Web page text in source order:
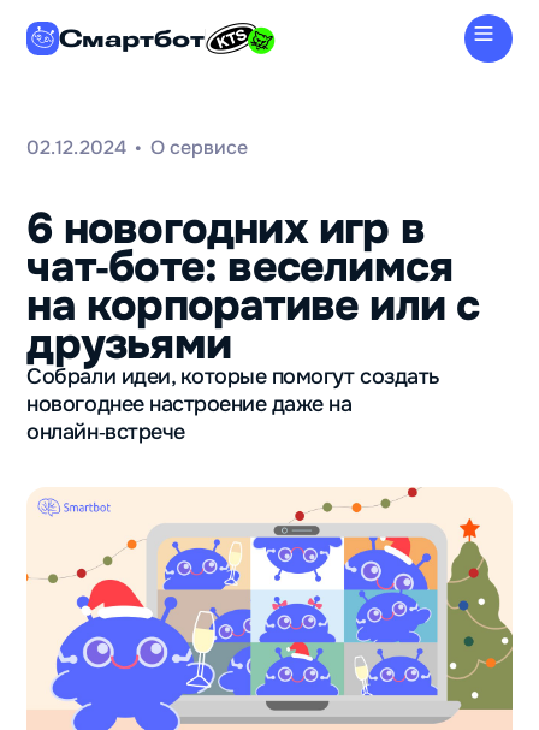
Смартбот
02.12.2024 • О сервисе
6 новогодних игр в
чат‑боте: веселимся
на корпоративе или с
друзьями
Собрали идеи, которые помогут создать
новогоднее настроение даже на
онлайн‑встрече